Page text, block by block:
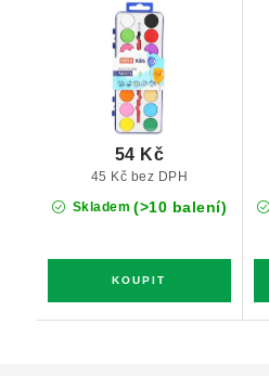
Skladem (>10 balení)
45 Kč bez DPH
54 Kč